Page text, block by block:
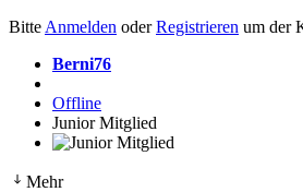
Bitte Anmelden oderRegistrieren um der
Berni76
Offline
Junior Mitglied
Mehr